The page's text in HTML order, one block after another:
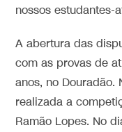
nossos estudantes-
A abertura das
com as provas de
anos, no Douradão.
realizada a
Ramão Lopes. No